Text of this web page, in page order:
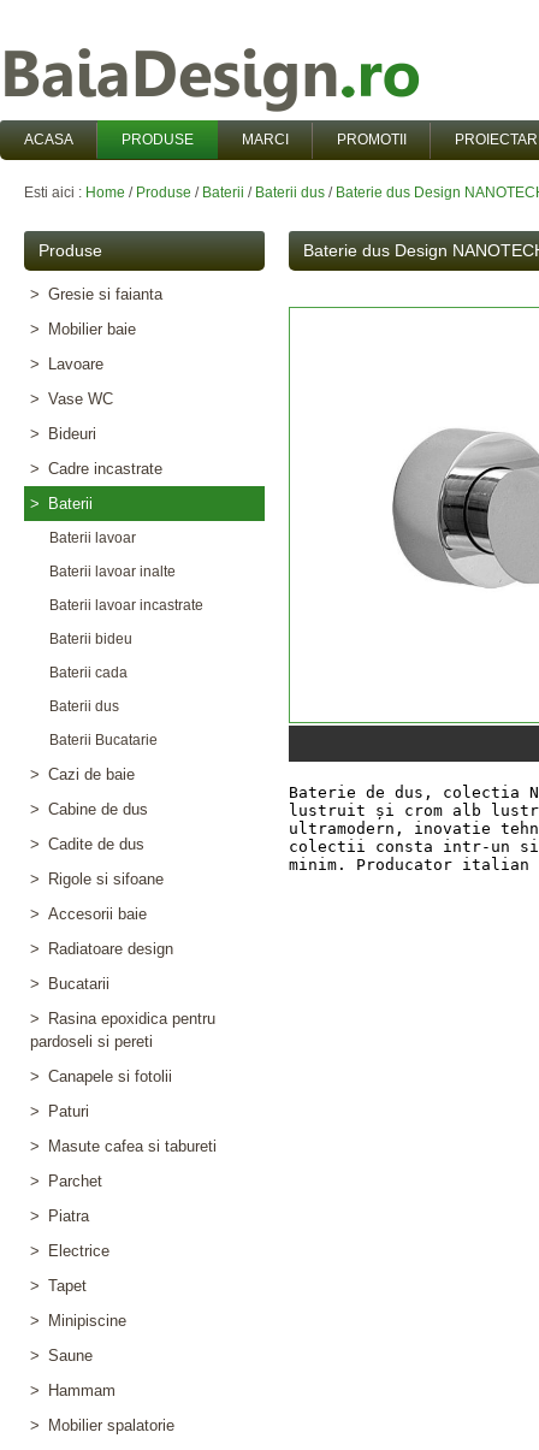
ACASA PRODUSE MARCI PROMOTII
Esti aici : Home / Produse / Baterii / Baterii dus / Baterie dus Design
Produse
> Gresie si faianta
>
Mobilier baie
>
Lavoare
> Vase WC
>
Bideuri
> Cadre incastrate
>
Baterii
Baterii lavoar
Baterii lavoar inalte
Baterii lavoar incastrate
Baterii bideu
Baterii cada
Baterii dus
Baterii Bucatarie
> Cazi de baie
> Cabine de dus
> Cadite de dus
>
Rigole si sifoane
> Accesorii baie
>
Radiatoare design
>
Bucatarii
>
Rasina epoxidica pentru
pardoseli si pereti
> Canapele si fotolii
>
Paturi
>
Masute cafea si tabureti
>
Parchet
>
Piatra
>
Electrice
> Tapet
>
Minipiscine
> Saune
>
Hammam
>
Mobilier spalatorie
Baterie dus Design